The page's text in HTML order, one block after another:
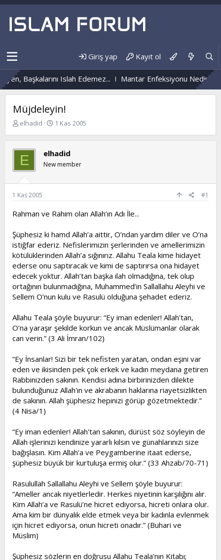
Giriş yap Kayıt ol
Başkalarını Islah Edemez... Mantar Enfeksiyonu Nedir?
Müjdeleyin!
K
b
u
y
u
b
a
l
a
n
elhadid
B
a
n
ı
a
h
i
1 Kas 2005
E elhadid
New member
1 Kas 2005 #1
Rahman ve Rahim olan Allah’ın Adı İle...
Şüphesiz ki hamd Allah’a aittir, O’ndan yardım diler ve O’na
istiğfar ederiz. Nefislerimizin şerlerinden ve amellerimizin
kötülüklerinden Allah’a sığınırız. Allahu Teala kime hidayet
ederse onu saptıracak ve kimi de saptırırsa ona hidayet
edecek yoktur. Allah’tan başka ilah olmadığına, tek olup
ortağının bulunmadığına, Muhammed’in Sallallahu Aleyhi ve
Sellem O’nun kulu ve Rasulü olduğuna şehadet ederiz.
Allahu Teala şöyle buyurur: “Ey iman edenler! Allah'tan,
O’na yaraşır şekilde korkun ve ancak Müslümanlar olarak
can verin.” (3 Ali İmran/102)
“Ey İnsanlar! Sizi bir tek nefisten yaratan, ondan eşini var
eden ve ikisinden pek çok erkek ve kadın meydana getiren
Rabbinizden sakının. Kendisi adına birbirinizden dilekte
bulunduğunuz Allah'ın ve akrabanın haklarına riayetsizlikten
de sakının. Allah şüphesiz hepinizi görüp gözetmektedir.”
(4 Nisa/1)
“Ey iman edenler! Allah'tan sakının, dürüst söz söyleyin de
Allah işlerinizi kendinize yararlı kılsın ve günahlarınızı size
bağışlasın. Kim Allah'a ve Peygamberine itaat ederse,
şüphesiz büyük bir kurtuluşa ermiş olur.” (33 Ahzab/70-71)
Rasulullah Sallallahu Aleyhi ve Sellem şöyle buyurur:
“Ameller ancak niyetlerledir. Herkes niyetinin karşılığını alır.
Kim Allah’a ve Rasulü’ne hicret ediyorsa, hicreti onlara olur.
Ama kim bir dünyalık elde etmek veya bir kadınla evlenmek
için hicret ediyorsa, onun hicreti onadır.” (Buhari ve
Müslim)
Şüphesiz sözlerin en doğrusu Allahu Teala’nın Kitabı;